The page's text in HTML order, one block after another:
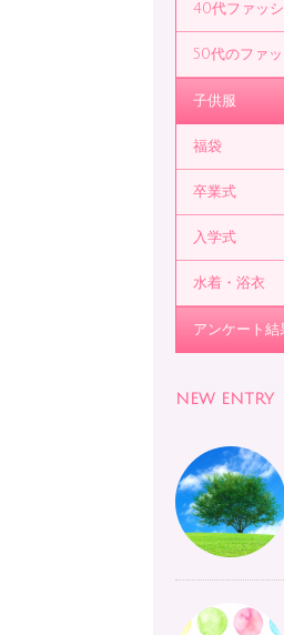
40代ファッ
50代のファ
子供服
福袋
卒業式
入学式
水着・浴衣
アンケート結
NEW ENTRY